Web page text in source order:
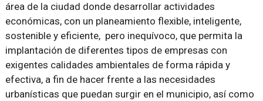
área de la ciudad donde desarrollar actividades
económicas, con un planeamiento flexible, inteligente,
sostenible y eficiente, pero inequívoco, que permita la
implantación de diferentes tipos de empresas con
exigentes calidades ambientales de forma rápida y
efectiva, a fin de hacer frente a las necesidades
urbanísticas que puedan surgir en el municipio, así como